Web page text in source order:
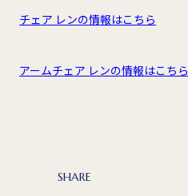
チェア レンの情報はこちら
アームチェア レンの情報はこちら
SHARE